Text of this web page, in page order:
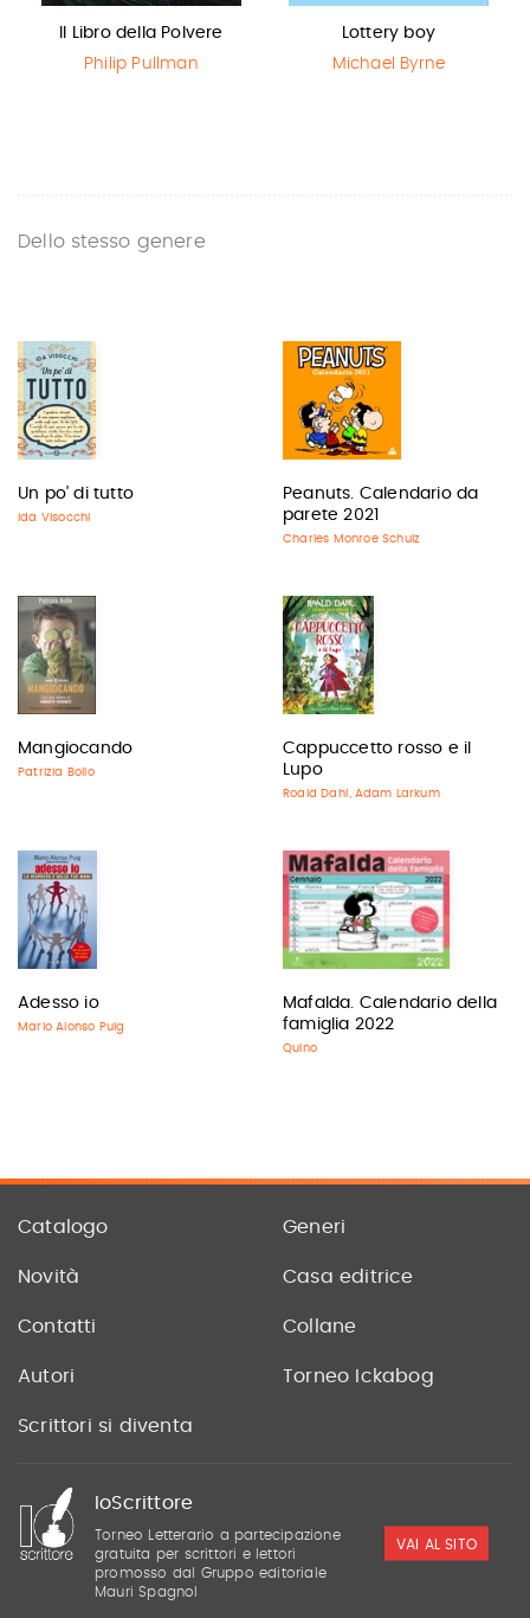
Il Libro della Polvere
Philip Pullman
Lottery boy
Michael Byrne
Dello stesso genere
Un po' di tutto
Ida Visocchi
Peanuts. Calendario da
parete 2021
Charles Monroe Schulz
Mangiocando
Patrizia Bollo
Cappuccetto rosso e il
Lupo
Roald Dahl Adam Larkum
Adesso io
Mario Alonso Puig
Mafalda. Calendario della
famiglia 2022
Quino
Catalogo Generi
Novità Casa editrice
Contatti Collane
Autori Torneo Ickabog
Scrittori si diventa
IoScrittore
Torneo Letterario a partecipazione
gratuita per scrittori e lettori
promosso dal Gruppo editoriale
Mauri Spagnol
VAI AL SITO